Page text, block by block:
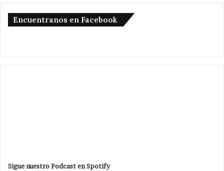
Encuentranos en Facebook
Sigue nuestro Podcast en Spotify